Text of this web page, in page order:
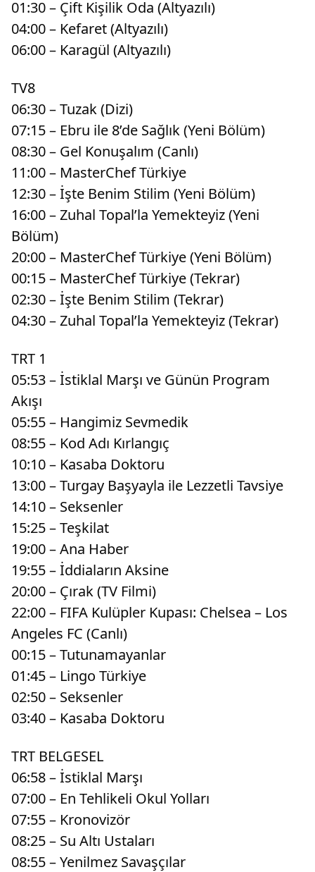
01:30 – Çift Kişilik Oda (Altyazılı)
04:00 – Kefaret (Altyazılı)
06:00 – Karagül (Altyazılı)
TV8
06:30 – Tuzak (Dizi)
07:15 – Ebru ile 8’de Sağlık (Yeni Bölüm)
08:30 – Gel Konuşalım (Canlı)
11:00 – MasterChef Türkiye
12:30 – İşte Benim Stilim (Yeni Bölüm)
16:00 – Zuhal Topal’la Yemekteyiz (Yeni
Bölüm)
20:00 – MasterChef Türkiye (Yeni Bölüm)
00:15 – MasterChef Türkiye (Tekrar)
02:30 – İşte Benim Stilim (Tekrar)
04:30 – Zuhal Topal’la Yemekteyiz (Tekrar)
TRT 1
05:53 – İstiklal Marşı ve Günün Program
Akışı
05:55 – Hangimiz Sevmedik
08:55 – Kod Adı Kırlangıç
10:10 – Kasaba Doktoru
13:00 – Turgay Başyayla ile Lezzetli Tavsiye
14:10 – Seksenler
15:25 – Teşkilat
19:00 – Ana Haber
19:55 – İddiaların Aksine
20:00 – Çırak (TV Filmi)
22:00 – FIFA Kulüpler Kupası: Chelsea – Los
Angeles FC (Canlı)
00:15 – Tutunamayanlar
01:45 – Lingo Türkiye
02:50 – Seksenler
03:40 – Kasaba Doktoru
TRT BELGESEL
06:58 – İstiklal Marşı
07:00 – En Tehlikeli Okul Yolları
07:55 – Kronovizör
08:25 – Su Altı Ustaları
08:55 – Yenilmez Savaşçılar